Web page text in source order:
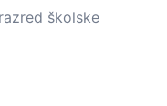
školske